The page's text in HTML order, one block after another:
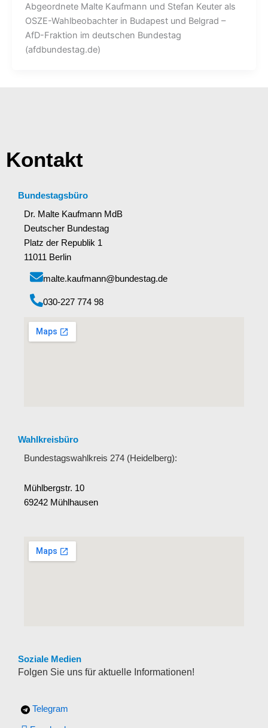
Abgeordnete Malte Kaufmann und Stefan Keuter als
OSZE-Wahlbeobachter in Budapest und Belgrad –
AfD-Fraktion im deutschen Bundestag
(afdbundestag.de)
Kontakt
Bundestagsbüro
Dr. Malte Kaufmann MdB
Deutscher Bundestag
Platz der Republik 1
11011 Berlin
malte.kaufmann@bundestag.de
‭030-227 774 98‬
Wahlkreisbüro
Bundestagswahlkreis 274 (Heidelberg):
Mühlbergstr. 10
69242 Mühlhausen
Soziale Medien
Folgen Sie uns für aktuelle Informationen!
Telegram